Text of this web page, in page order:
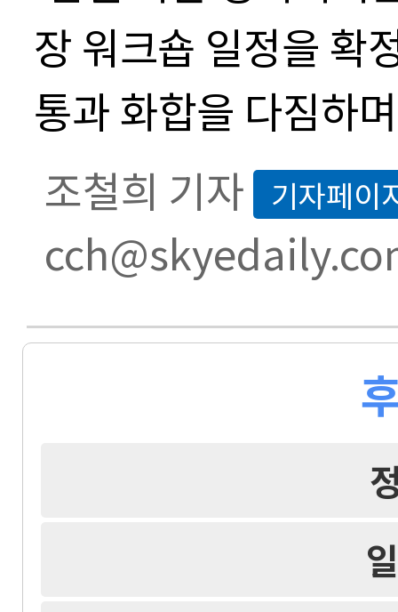
장 워크숍 일정을 확
통과 화합을 다짐하
조철희 기자 기자페이